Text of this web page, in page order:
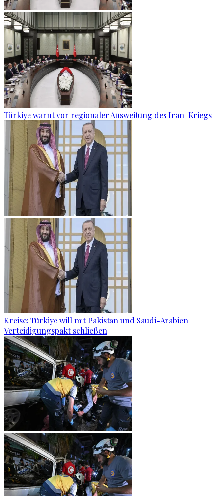
Türkiye warnt vor regionaler Ausweitung des Iran-Kriegs
Kreise: Türkiye will mit Pakistan und Saudi-Arabien
Verteidigungspakt schließen